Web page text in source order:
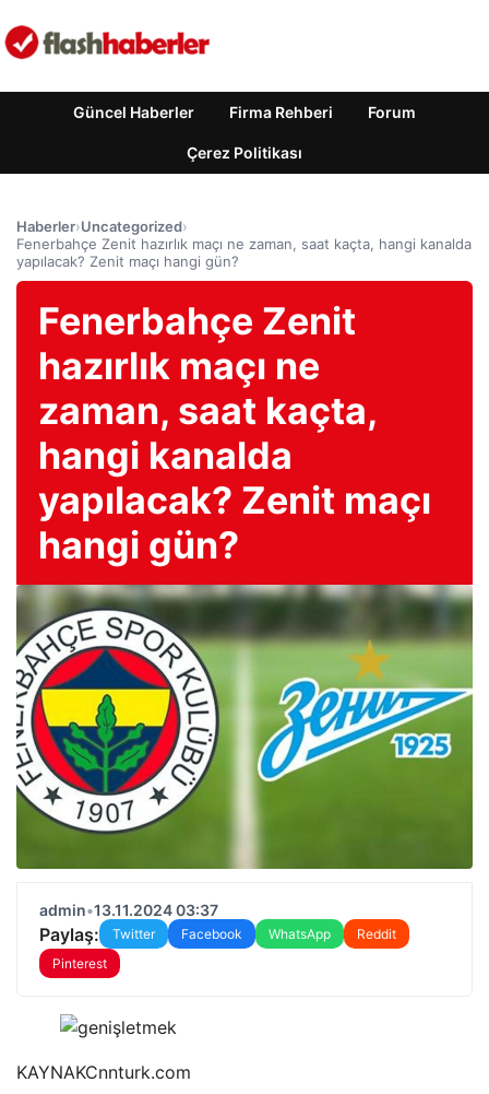
Güncel Haberler Firma Rehberi Forum
Çerez Politikası
Haberler›Uncategorized›
Fenerbahçe Zenit hazırlık maçı ne zaman, saat kaçta, hangi kanalda
yapılacak? Zenit maçı hangi gün?
Fenerbahçe Zenit
hazırlık maçı ne
zaman, saat kaçta,
hangi kanalda
yapılacak? Zenit maçı
hangi gün?
admin•13.11.2024 03:37
Paylaş: Twitter Facebook WhatsApp
Reddit
Pinterest
KAYNAKCnnturk.com